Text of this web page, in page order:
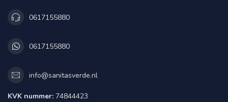
0617155880
0617155880
info@sanitasverde.nl
KVK nummer: 74844423